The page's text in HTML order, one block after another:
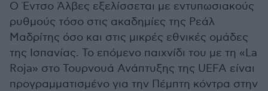
Ο Έντσο Άλβες εξελίσσεται με εντυπωσιακούς
ρυθμούς τόσο στις ακαδημίες της Ρεάλ
Μαδρίτης όσο και στις μικρές εθνικές ομάδες
της Ισπανίας. Το επόμενο παιχνίδι του με τη «La
Roja» στο Τουρνουά Ανάπτυξης της UEFA είναι
προγραμματισμένο για την Πέμπτη κόντρα στην